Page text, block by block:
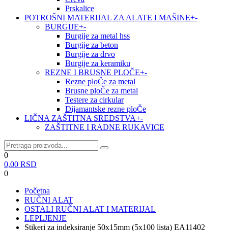
Prskalice
POTROŠNI MATERIJAL ZA ALATE I MAŠINE+-
BURGIJE+-
Burgije za metal hss
Burgije za beton
Burgije za drvo
Burgije za keramiku
REZNE I BRUSNE PLOČE+-
Rezne ploČe za metal
Brusne ploČe za metal
Testere za cirkular
Dijamantske rezne ploČe
LIČNA ZAŠTITNA SREDSTVA+-
ZAŠTITNE I RADNE RUKAVICE
0
0,00 RSD
0
Početna
RUČNI ALAT
OSTALI RUČNI ALAT I MATERIJAL
LEPLJENJE
Stikeri za indeksiranje 50x15mm (5x100 lista) EA11402